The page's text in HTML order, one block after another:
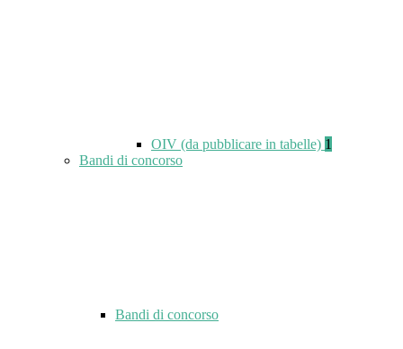
OIV (da pubblicare in tabelle) 1
Bandi di concorso
Bandi di concorso